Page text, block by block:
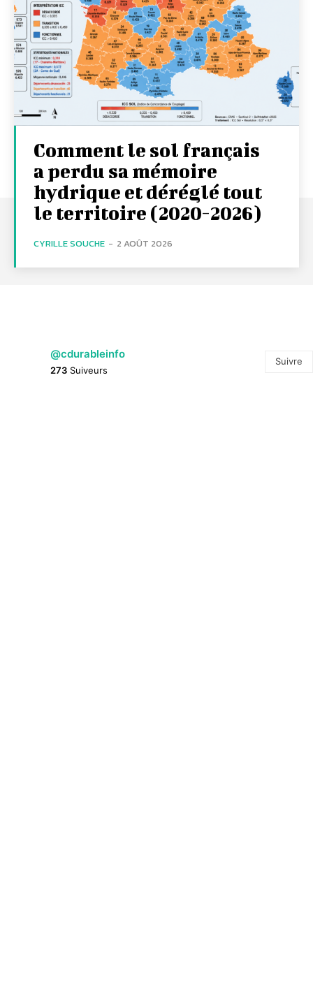
Comment le sol français
a perdu sa mémoire
hydrique et déréglé tout
le territoire (2020-2026)
CYRILLE SOUCHE - 2 AOÛT 2026
@cdurableinfo
273 Suiveurs
Suivre